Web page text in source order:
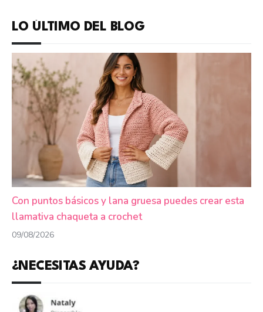
LO ÚLTIMO DEL BLOG
Con puntos básicos y lana gruesa puedes crear esta
llamativa chaqueta a crochet
09/08/2026
¿NECESITAS AYUDA?